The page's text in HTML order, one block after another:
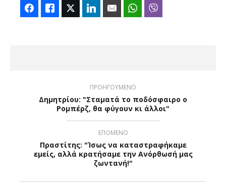
FacebookLike Twitter LinkedIn Email WhatsApp
ΠΡΟΗΓΟΥΜΕΝΟ
Δημητρίου: "Σταματά το ποδόσφαιρο ο
Ρομπέρζ, θα φύγουν κι άλλοι"
ΕΠΟΜΕΝΟ
Πραστίτης: "Ίσως να καταστραφήκαμε
εμείς, αλλά κρατήσαμε την Ανόρθωσή μας
ζωντανή!"